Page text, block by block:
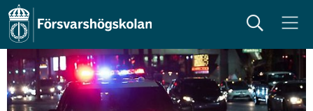
Sök Meny